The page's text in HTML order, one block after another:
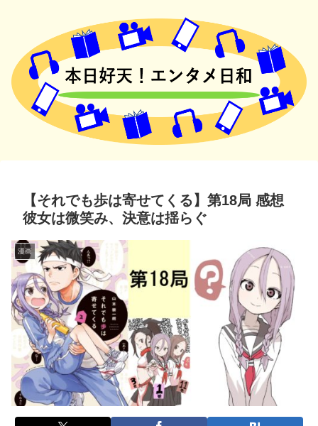
【それでも歩は寄せてくる】第18局 感想
彼女は微笑み、決意は揺らぐ
漫画